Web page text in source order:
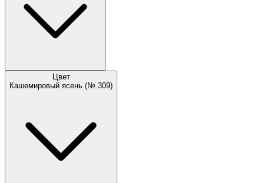
Цвет
Кашемировый ясень (№ 309)